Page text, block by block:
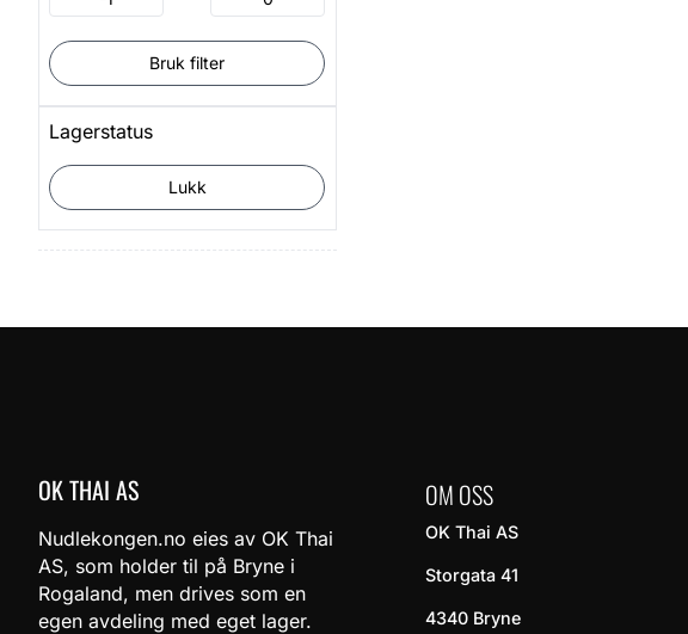
Bruk filter
Lagerstatus
Lukk
OK THAI AS
Nudlekongen.no eies av OK Thai
AS, som holder til på Bryne i
Rogaland, men drives som en
egen avdeling med eget lager.
OM OSS
OK Thai AS
Storgata 41
4340 Bryne